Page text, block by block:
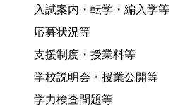
入試案内・転学・編入学等
応募状況等
支援制度・授業料等
学校説明会・授業公開等
学力検査問題等